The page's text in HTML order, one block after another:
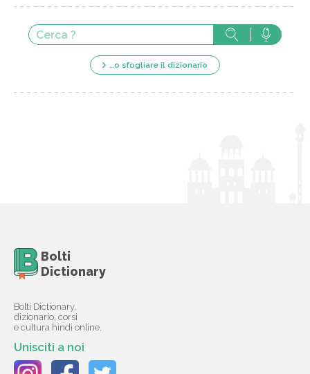
…o sfogliare il dizionario
Bolti
Dictionary
Bolti Dictionary,
dizionario, corsi
e cultura hindi online.
Unisciti a noi